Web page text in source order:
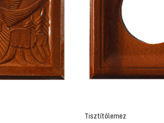
Tisztítólemez